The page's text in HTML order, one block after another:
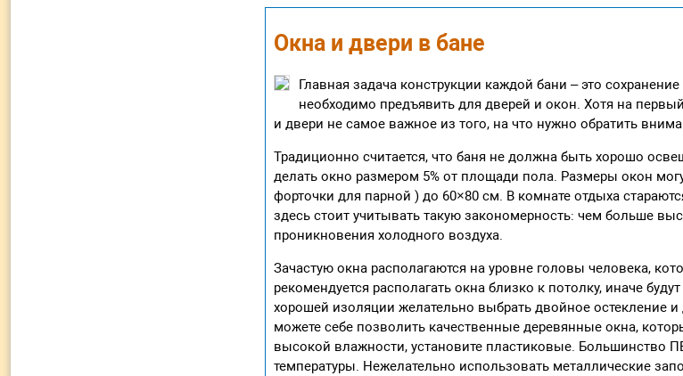
Окна и двери в бане
Главная задача конструкции каждой бани – это
необходимо предъявить для дверей и окон. Хотя на
и двери не самое важное из того, на что нужно обратить
Традиционно считается, что баня не должна быть хорошо
делать окно размером 5% от площади пола. Размеры окон
форточки для парной ) до 60×80 см. В комнате отдыха
здесь стоит учитывать такую закономерность: чем больше
проникновения холодного воздуха.
Зачастую окна располагаются на уровне головы человека,
рекомендуется располагать окна близко к потолку, иначе
хорошей изоляции желательно выбрать двойное остекление
можете себе позволить качественные деревянные окна,
высокой влажности, установите пластиковые. Большинство
температуры. Нежелательно использовать металлические